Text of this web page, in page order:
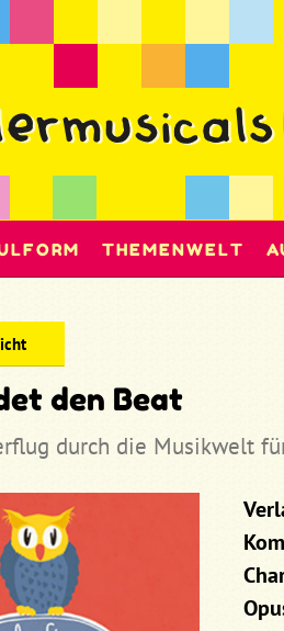
THEMENWELT
den Beat
durch die Musikwelt